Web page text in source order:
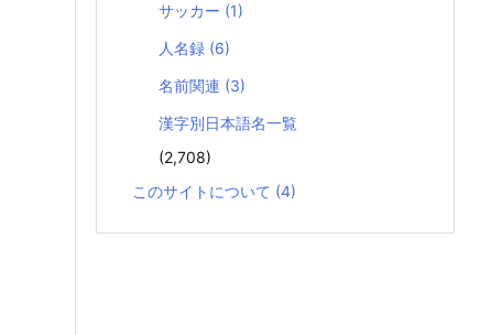
サッカー (1)
人名録 (6)
名前関連 (3)
漢字別日本語名一覧
(2,708)
このサイトについて (4)